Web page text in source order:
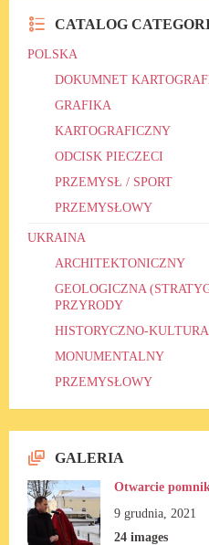
CATALOG
POLSKA
DOKUMNET
GRAFIKA
KARTOGRAFICZNY
ODCISK PIECZECI
PRZEMYSŁ / SPORT
PRZEMYSŁOWY
UKRAINA
ARCHITEKTONICZNY
GEOLOGICZNA
PRZYRODY
HISTORYCZNO-
MONUMENTALNY
PRZEMYSŁOWY
GALERIA
Otwarcie
9 grudnia, 2021
24 images